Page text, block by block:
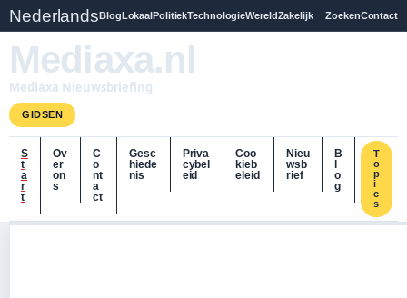
NederlandsBlogLokaalPolitiekTechnologieWereldZakelijk ZoekenContact
Mediaxa.nl
Mediaxa Nieuwsbriefing
GIDSEN
S
t
a
r
t
Ov
er
on
s
C
o
nt
a
ct
Gesc
hiede
nis
Priva
cybel
eid
Coo
kieb
eleid
Nieu
wsb
rief
B
o
g
T
o
p
i
c
s